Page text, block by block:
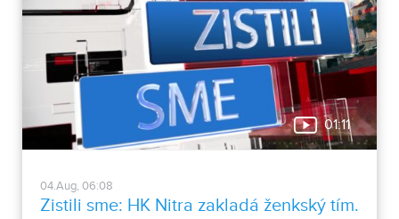
01:11
04.Aug, 06:08
Zistili sme: HK Nitra zakladá ženkský tím.